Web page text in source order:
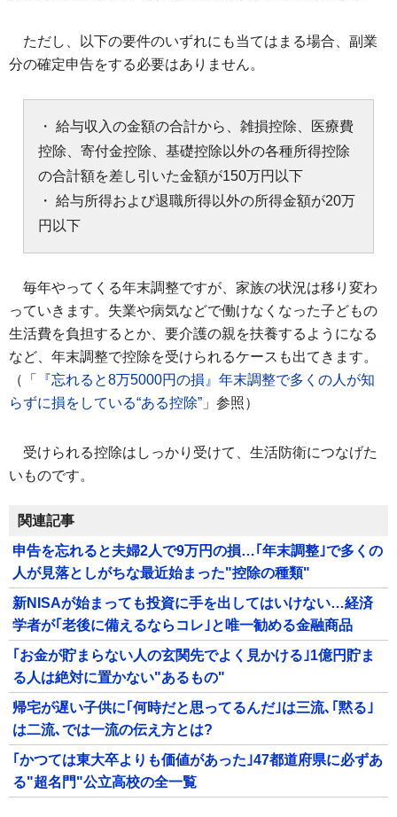
ただし、以下の要件のいずれにも当てはまる場合、副業
分の確定申告をする必要はありません。
・ 給与収入の金額の合計から、雑損控除、医療費
控除、寄付金控除、基礎控除以外の各種所得控除
の合計額を差し引いた金額が150万円以下
・ 給与所得および退職所得以外の所得金額が20万
円以下
毎年やってくる年末調整ですが、家族の状況は移り変わ
っていきます。失業や病気などで働けなくなった子どもの
生活費を負担するとか、要介護の親を扶養するようになる
など、年末調整で控除を受けられるケースも出てきます。
（「
『忘れると8万5000円の損』年末調整で多くの人が知
らずに損をしている“ある控除” 」参照）
受けられる控除はしっかり受けて、生活防衛につなげた
いものです。
関連記事
申告を忘れると夫婦2人で9万円の損…｢年末調整｣で多くの
人が見落としがちな最近始まった"控除の種類"
新NISAが始まっても投資に手を出してはいけない…経済
学者が｢老後に備えるならコレ｣と唯一勧める金融商品
｢お金が貯まらない人の玄関先でよく見かける｣1億円貯ま
る人は絶対に置かない"あるもの"
帰宅が遅い子供に｢何時だと思ってるんだ｣は三流､｢黙る｣
は二流､では一流の伝え方とは?
｢かつては東大卒よりも価値があった｣47都道府県に必ずあ
る"超名門"公立高校の全一覧